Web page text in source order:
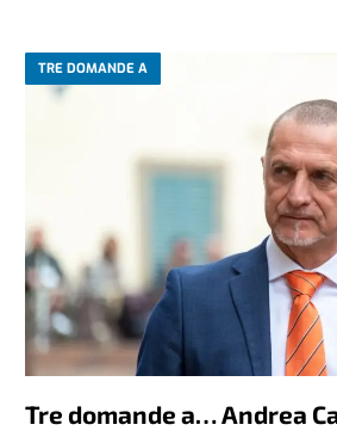
TRE DOMANDE A
Tre domande a… Andrea